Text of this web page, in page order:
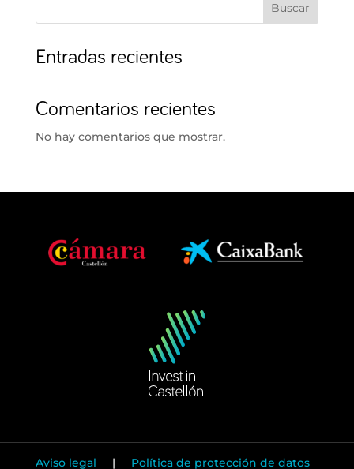
Buscar
Entradas recientes
Comentarios recientes
No hay comentarios que mostrar.
Aviso legal | Política de protección de datos